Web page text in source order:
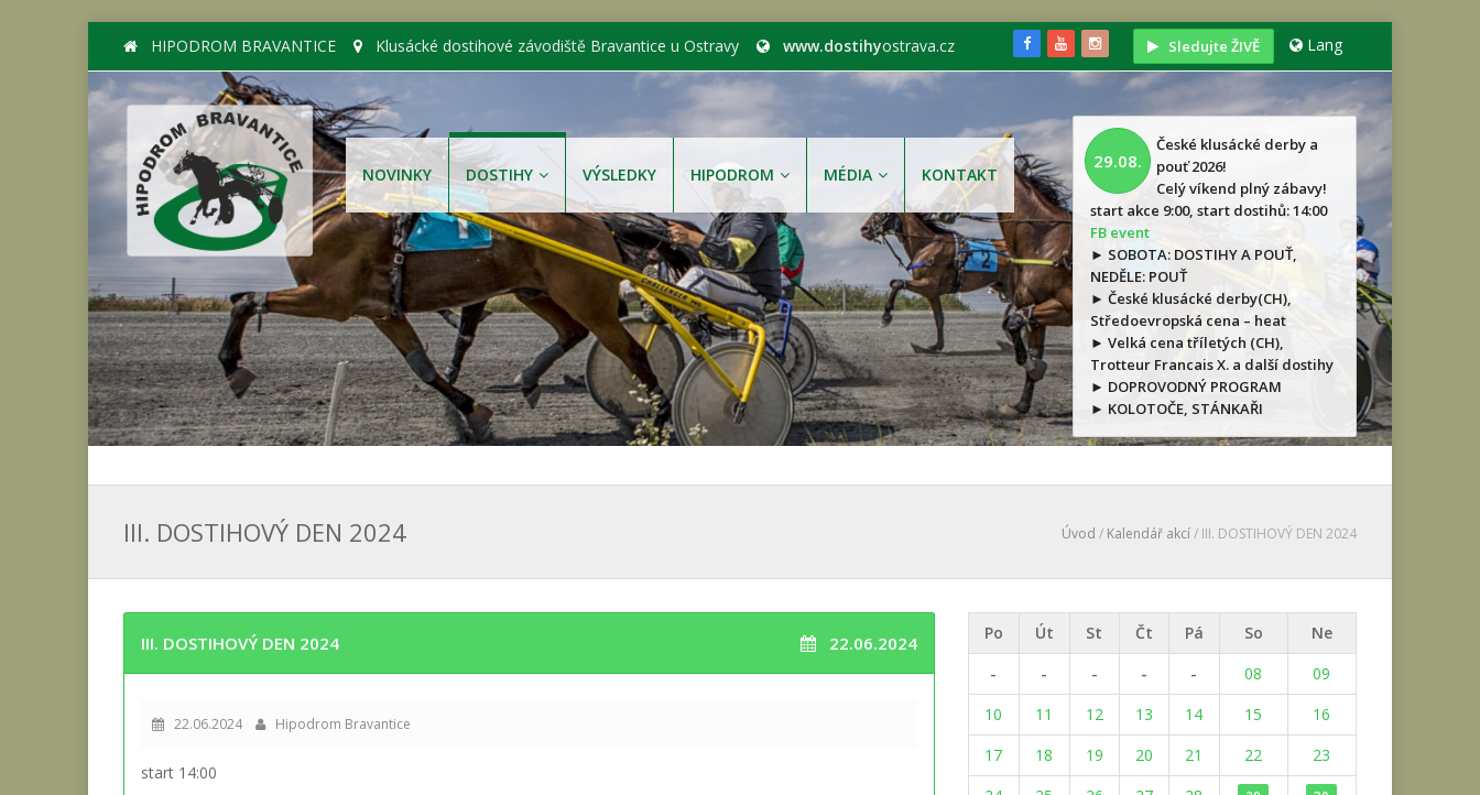
HIPODROM BRAVANTICE Klusácké dostihové závodiště Bravantice u Ostravy www.dostihyostrava.cz Sledujte ŽIVĚ Lang
NOVINKY DOSTIHY VÝSLEDKY HIPODROM MÉDIA KONTAKT
29.08.
České klusácké derby a
pouť 2026!
Celý víkend plný zábavy!
start akce 9:00, start dostihů: 14:00
FB event
► SOBOTA: DOSTIHY A POUŤ,
NEDĚLE: POUŤ
► České klusácké derby(CH),
Středoevropská cena – heat
► Velká cena tříletých (CH),
Trotteur Francais X. a další dostihy
► DOPROVODNÝ PROGRAM
► KOLOTOČE, STÁNKAŘI
III. DOSTIHOVÝ DEN 2024 Úvod / Kalendář akcí/ III. DOSTIHOVÝ DEN 2024
III. DOSTIHOVÝ DEN 2024 22.06.2024
22.06.2024 Hipodrom Bravantice
start 14:00
Po Út St Čt Pá So
Ne
-
- - - - 08
09
10
11 12 13 14 15
16
17
18 19 20 21 22
23